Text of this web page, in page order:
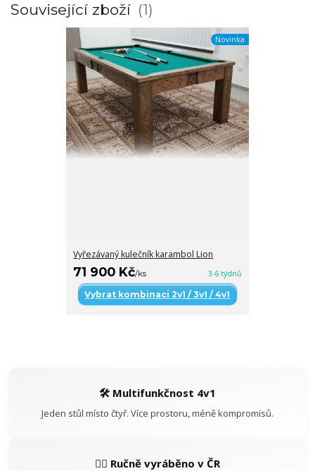
Související zboží 1
Novinka
Vyřezávaný kulečník karambol Lion
71 900 Kč/ks 3-6 týdnů
Vybrat kombinaci 2v1 / 3v1 / 4v1
🛠️ Multifunkčnost 4v1
Jeden stůl místo čtyř. Více prostoru, méně kompromisů.
👷‍♂️ Ručně vyráběno v ČR